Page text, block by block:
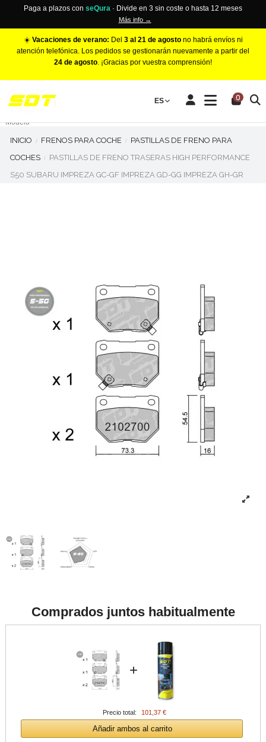
Paga a plazos con seQura · Divide en 3 sin coste o hasta 12 meses
Más info →
☀️ Vacaciones de verano: Del 3 al 21 de agostono habrá envíos ni
atención telefónica. Los pedidos se gestionarán nuevamente a partir del
24 de agosto. ¡Gracias por vuestra comprensión!
ES 0
Make
Modelo
INICIO FRENOS PARA COCHE
PASTILLAS DE FRENO PARA
COCHES
PASTILLAS DE FRENO TRASERAS HIGH PERFORMANCE
S50 SUBARU IMPREZA GC-GF IMPREZA GD-GG IMPREZA GH-GR
Comprados juntos habitualmente
+
Precio total: 101,37 €
Añadir ambos al carrito